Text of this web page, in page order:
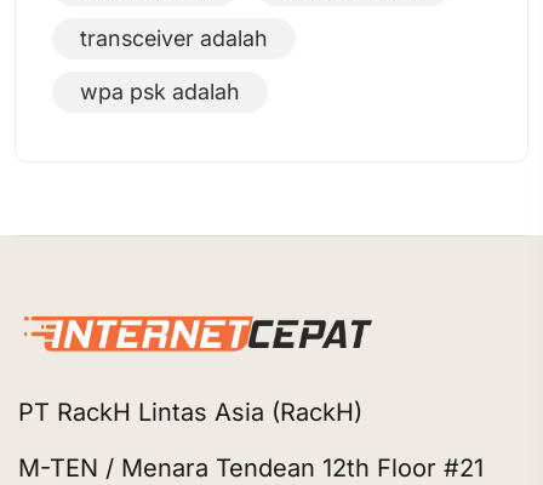
transceiver adalah
wpa psk adalah
PT RackH Lintas Asia (RackH)
M-TEN / Menara Tendean 12th Floor #21